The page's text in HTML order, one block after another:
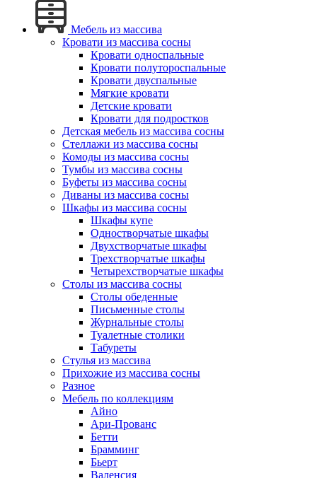
Мебель из массива
Кровати из массива сосны
Кровати односпальные
Кровати полутороспальные
Кровати двуспальные
Мягкие кровати
Детские кровати
Кровати для подростков
Детская мебель из массива сосны
Стеллажи из массива сосны
Комоды из массива сосны
Тумбы из массива сосны
Буфеты из массива сосны
Диваны из массива сосны
Шкафы из массива сосны
Шкафы купе
Одностворчатые шкафы
Двухстворчатые шкафы
Трехстворчатые шкафы
Четырехстворчатые шкафы
Столы из массива сосны
Столы обеденные
Письменные столы
Журнальные столы
Туалетные столики
Табуреты
Стулья из массива
Прихожие из массива сосны
Разное
Мебель по коллекциям
Айно
Ари-Прованс
Бетти
Брамминг
Бьерт
Валенсия